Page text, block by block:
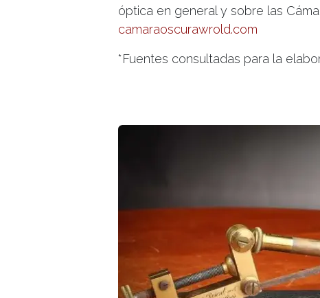
óptica en general y sobre las
camaraoscurawrold.com
*Fuentes consultadas para la